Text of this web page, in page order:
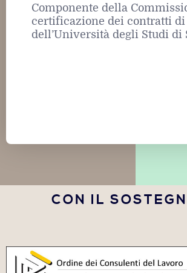
Componente della
certificazione dei contratti
dell’Università degli Studi di
CON IL